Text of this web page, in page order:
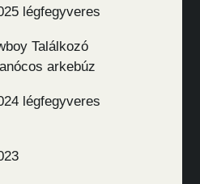
légfegyveres
Találkozó
arkebúz
légfegyveres